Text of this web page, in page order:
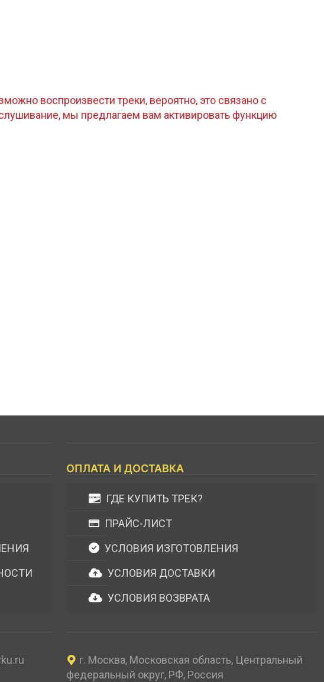
воспроизвести треки, вероятно, это связано с
мы предлагаем вам активировать функцию
ОПЛАТА И ДОСТАВКА
ГДЕ КУПИТЬ ТРЕК?
ПРАЙС-ЛИСТ
УСЛОВИЯ ИЗГОТОВЛЕНИЯ
УСЛОВИЯ ДОСТАВКИ
УСЛОВИЯ ВОЗВРАТА
г. Москва, Московская область, Центральный
федеральный округ, РФ, Россия